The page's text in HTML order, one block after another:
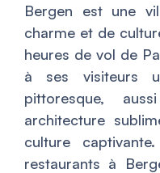
Bergen est une
charme et de
heures de vol de
à ses visiteurs
pittoresque,
architecture
culture
restaurants à